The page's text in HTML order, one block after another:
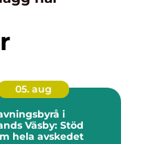
05. aug
i
Väsby: Stöd
hela avskedet